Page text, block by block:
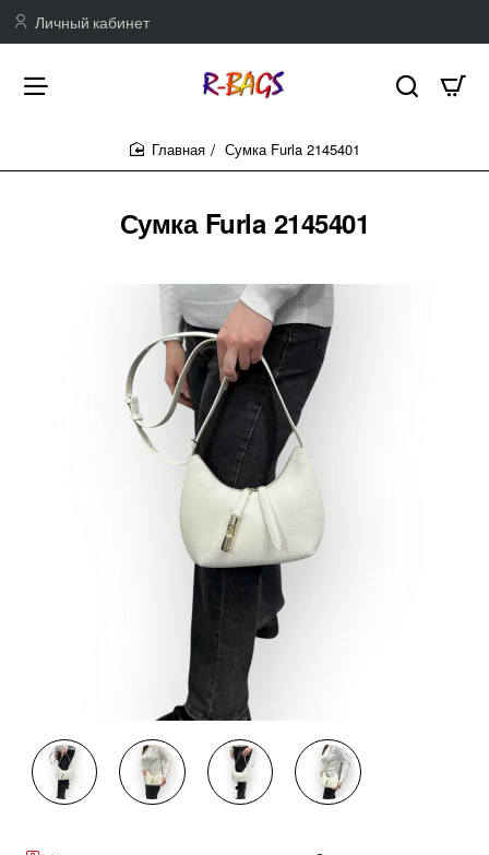
Личный кабинет
Сумка Furla 2145401
Сумка Furla 2145401
Продано